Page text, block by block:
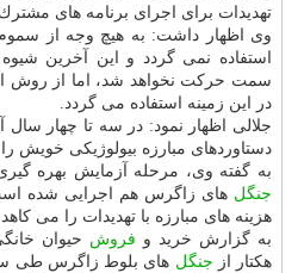
تهدیدات برای اجرای برنامه های
وی اظهار داشت: به هیچ وجه از
استفاده نمی گردد و این آخرین
سمت حركت نخواهد شد، اما از روش
در این زمینه استفاده می گردد.
جلالی اظهار نمود: در سه تا چهار سال
دستاوردهای مبارزه بیولوژیكی خویش
به گفته وی، مرحله آزمایش بهره
جنگل های زاگرس هم اجرایی شده
هزینه های مبارزه با تهدیدات را می كاهد.
به گزارش خرید و فروش
هكتار از جنگل های بلوط زاگرس طی